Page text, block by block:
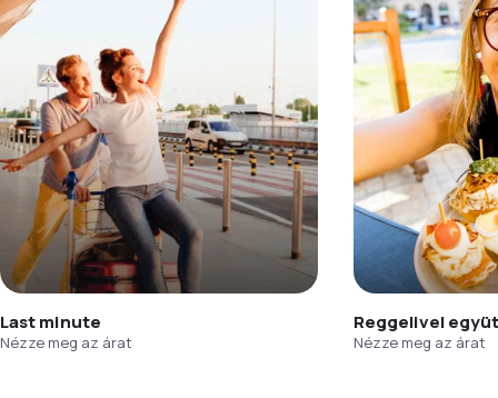
Last minute
Nézze meg az árat
Reggelivel
Nézze meg az árat